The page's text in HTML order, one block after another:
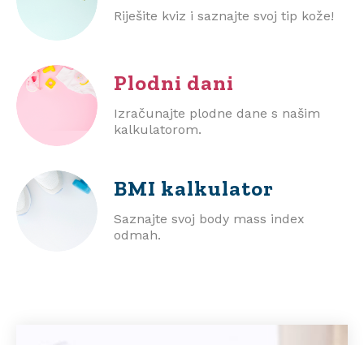
Riješite kviz i saznajte svoj tip kože!
Plodni dani
Izračunajte plodne dane s našim
kalkulatorom.
BMI kalkulator
Saznajte svoj body mass index
odmah.